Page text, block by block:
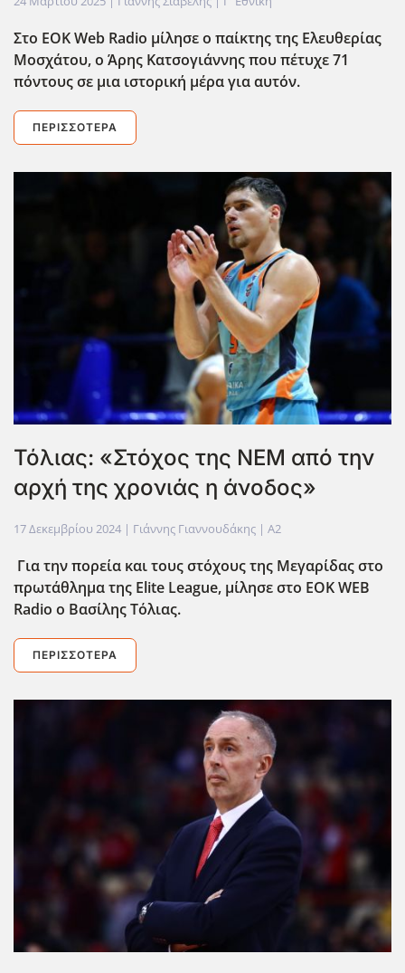
Στο ΕΟΚ Web Radio μίλησε ο παίκτης της Ελευθερίας
Μοσχάτου, ο Άρης Κατσογιάννης που πέτυχε 71
πόντους σε μια ιστορική μέρα για αυτόν.
ΠΕΡΙΣΣΌΤΕΡΑ
Τόλιας: «Στόχος της ΝΕΜ από την
αρχή της χρονιάς η άνοδος»
17 Δεκεμβρίου 2024 | Γιάννης Γιαννουδάκης | A2
Για την πορεία και τους στόχους της Μεγαρίδας στο
πρωτάθλημα της Elite League, μίλησε στο EOKWEB
Radio ο Βασίλης Τόλιας.
ΠΕΡΙΣΣΌΤΕΡΑ